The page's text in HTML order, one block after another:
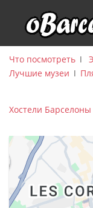
p
Что посмотреть ǀ
Лучшие музеи ǀ
Хостели Барселоны